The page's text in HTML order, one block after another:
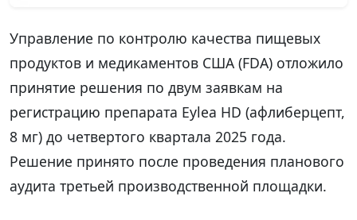
Управление по контролю качества пищевых
продуктов и медикаментов США (FDA) отложило
принятие решения по двум заявкам на
регистрацию препарата Eylea HD (афлиберцепт,
8 мг) до четвертого квартала 2025 года.
Решение принято после проведения планового
аудита третьей производственной площадки.